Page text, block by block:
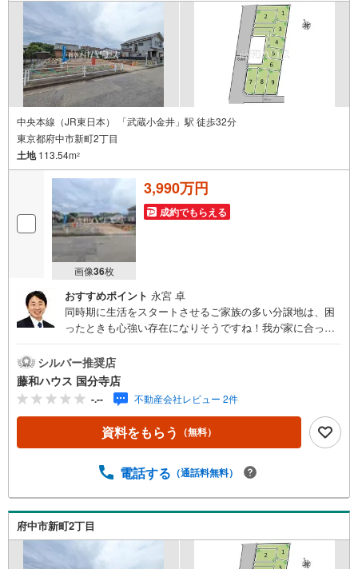
中央本線（JR東日本） 「武蔵小金井」駅 徒歩32分
東京都府中市新町2丁目
土地113.54m2
画像36枚
3,990万円
成約でもらえる
おすすめポイント 永宮 卓
同時期に生活をスタートさせるご家族の多い分譲地は、困
ったときも心強い存在になりそうですね！我が家に合った
の「こんな家に住みたい！」をお聞かせ下さい。
シルバー推奨店
藤和ハウス 国分寺店
-.-- 不動産会社レビュー 2件
資料をもらう （無料）
電話する （通話料無料）
府中市新町2丁目